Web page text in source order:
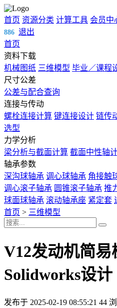
首页 资源分类 计算工具 会员中
886 退出
首页
资料下载
机械图纸 三维模型 毕业／课程
尺寸公差
公差与配合查询
连接与传动
螺栓连接计算 键连接设计 链传
选型
力学分析
梁分析与截面计算 截面中性轴
轴承参数
深沟球轴承 调心球轴承 角接触
调心滚子轴承 圆锥滚子轴承 推
球面球轴承 滚动轴承座 紧定套
首页 > 三维模型
V12发动机简易
Solidworks设计
发布于 2025-02-19 08:55:21 44